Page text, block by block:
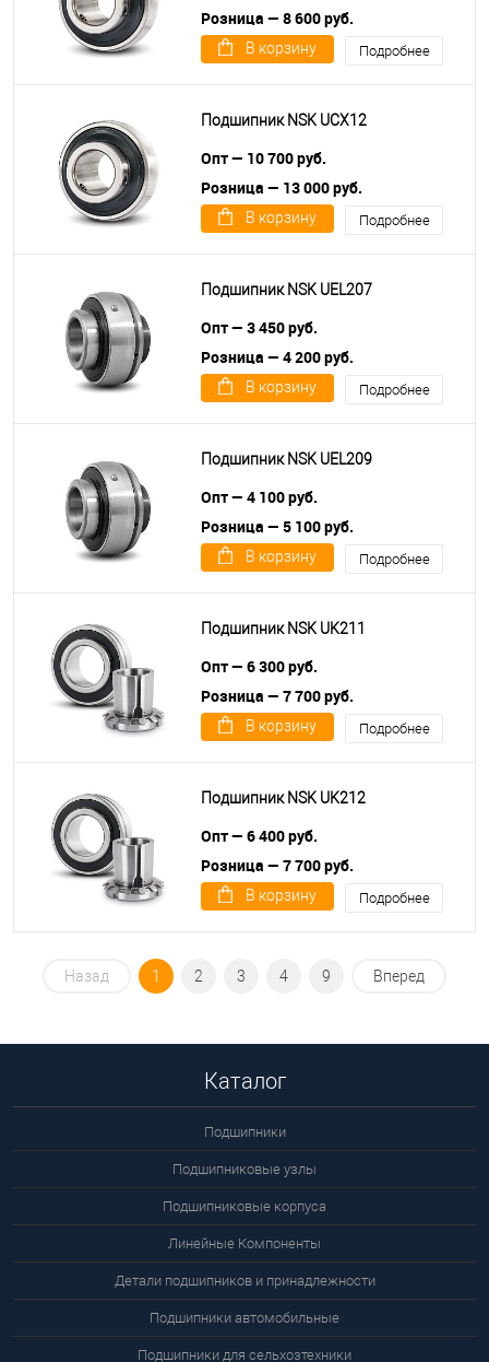
Розница — 8 600 руб.
В корзину Подробнее
Подшипник NSK UCX12
Опт — 10 700 руб.
Розница — 13 000 руб.
В корзину Подробнее
Подшипник NSK UEL207
Опт — 3 450 руб.
Розница — 4 200 руб.
В корзину Подробнее
Подшипник NSK UEL209
Опт — 4 100 руб.
Розница — 5 100 руб.
В корзину Подробнее
Подшипник NSK UK211
Опт — 6 300 руб.
Розница — 7 700 руб.
В корзину Подробнее
Подшипник NSK UK212
Опт — 6 400 руб.
Розница — 7 700 руб.
В корзину Подробнее
Назад 1 2 3 4 9 Вперед
Каталог
Подшипники
Подшипниковые узлы
Подшипниковые корпуса
Линейные Компоненты
Детали подшипников и принадлежности
Подшипники автомобильные
Подшипники для сельхозтехники